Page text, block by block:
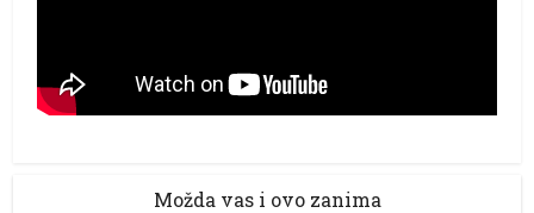
Možda vas i ovo zanima